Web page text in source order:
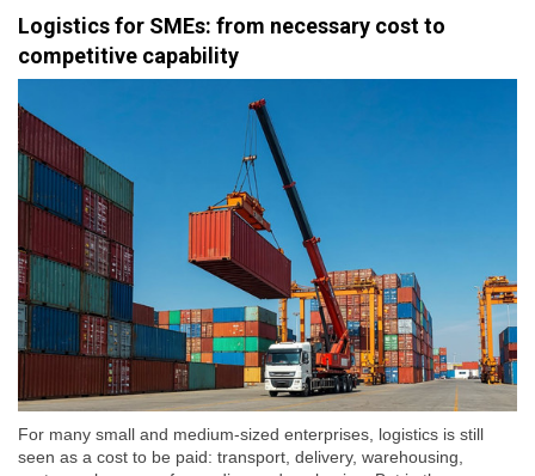
Logistics for SMEs: from necessary cost to
competitive capability
For many small and medium-sized enterprises, logistics is still
seen as a cost to be paid: transport, delivery, warehousing,